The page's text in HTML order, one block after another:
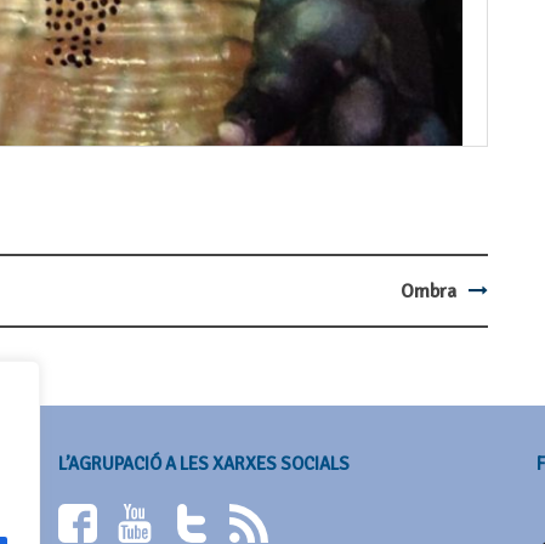
Ombra
L’AGRUPACIÓ A LES XARXES SOCIALS